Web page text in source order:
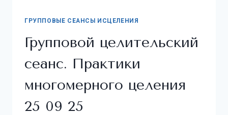
ГРУППОВЫЕ СЕАНСЫ ИСЦЕЛЕНИЯ
Групповой целительский
сеанс. Практики
многомерного целения
25 09 25